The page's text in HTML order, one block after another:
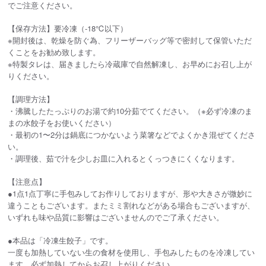
でご注意ください。
【保存方法】要冷凍（-18℃以下）
※開封後は、乾燥を防ぐ為、フリーザーバッグ等で密封して保管いただ
くことをお勧め致します。
※特製タレは、届きましたら冷蔵庫で自然解凍し、お早めにお召し上が
りください。
【調理方法】
・沸騰したたっぷりのお湯で約10分茹でてください。（※必ず冷凍のま
まの水餃子をお使いください）
・最初の1〜2分は鍋底につかないよう菜箸などでよくかき混ぜてくださ
い。
・調理後、茹で汁を少しお皿に入れるとくっつきにくくなります。
【注意点】
●1点1点丁寧に手包みしてお作りしておりますが、形や大きさが微妙に
違うこともございます。またミミ割れなどがある場合もございますが、
いずれも味や品質に影響はございませんのでご了承ください。
●本品は「冷凍生餃子」です。
一度も加熱していない生の食材を使用し、手包みしたものを冷凍してい